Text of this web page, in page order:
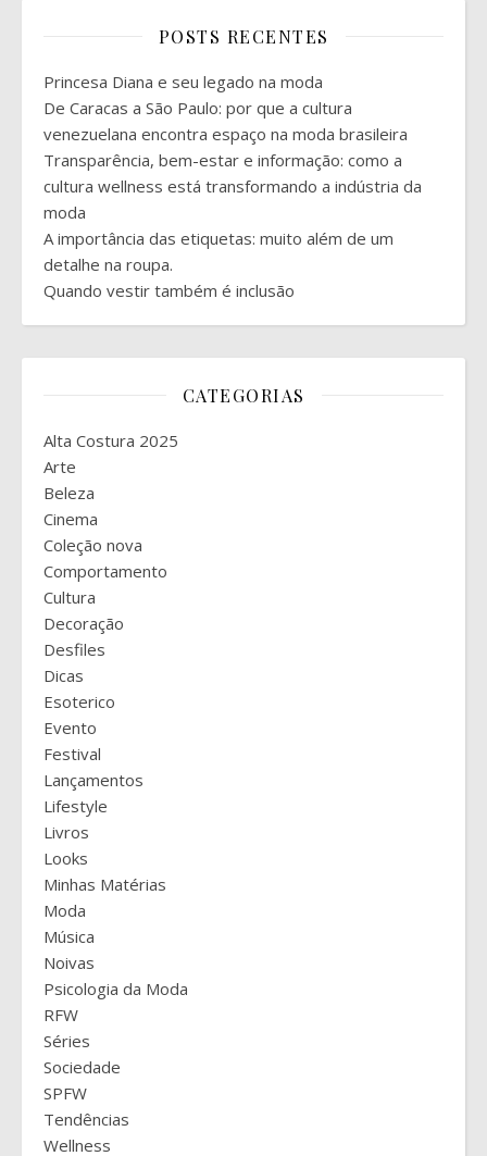
POSTS RECENTES
Princesa Diana e seu legado na moda
De Caracas a São Paulo: por que a cultura
venezuelana encontra espaço na moda brasileira
Transparência, bem-estar e informação: como a
cultura wellness está transformando a indústria da
moda
A importância das etiquetas: muito além de um
detalhe na roupa.
Quando vestir também é inclusão
CATEGORIAS
Alta Costura 2025
Arte
Beleza
Cinema
Coleção nova
Comportamento
Cultura
Decoração
Desfiles
Dicas
Esoterico
Evento
Festival
Lançamentos
Lifestyle
Livros
Looks
Minhas Matérias
Moda
Música
Noivas
Psicologia da Moda
RFW
Séries
Sociedade
SPFW
Tendências
Wellness